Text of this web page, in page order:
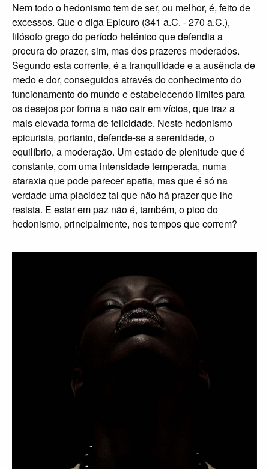
Nem todo o hedonismo tem de ser, ou melhor, é, feito de
excessos. Que o diga Epicuro (341 a.C. - 270 a.C.),
filósofo grego do período helénico que defendia a
procura do prazer, sim, mas dos prazeres moderados.
Segundo esta corrente, é a tranquilidade e a ausência de
medo e dor, conseguidos através do conhecimento do
funcionamento do mundo e estabelecendo limites para
os desejos por forma a não cair em vícios, que traz a
mais elevada forma de felicidade. Neste hedonismo
epicurista, portanto, defende-se a serenidade, o
equilíbrio, a moderação. Um estado de plenitude que é
constante, com uma intensidade temperada, numa
ataraxia que pode parecer apatia, mas que é só na
verdade uma placidez tal que não há prazer que lhe
resista. E estar em paz não é, também, o pico do
hedonismo, principalmente, nos tempos que correm?